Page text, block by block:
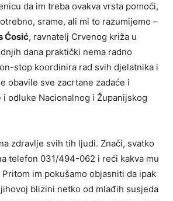
da im treba ovakva vrsta pomoći,
srame, ali mi to razumijemo –
Ćosić, ravnatelj Crvenog križa u
dana praktički nema radno
stop koordinira rad svih djelatnika i
obavile sve zacrtane zadaće i
odluke Nacionalnog i Županijskog
zdravlje svih tih ljudi. Znači, svatko
telefon 031/494-062 i reći kakva mu
im pokušamo objasniti da ipak
blizini netko od mlađih susjeda